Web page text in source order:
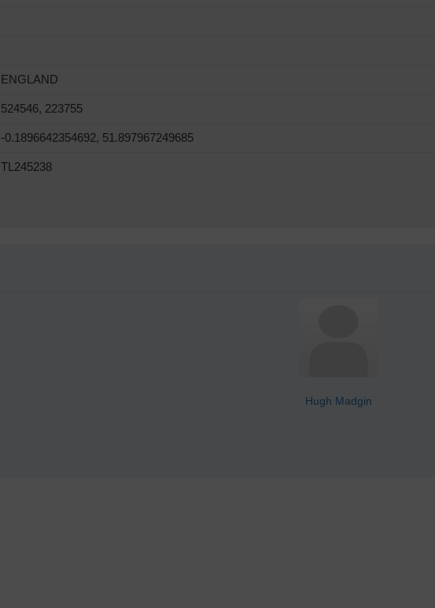
ENGLAND
524546, 223755
-0.1896642354692, 51.897967249685
TL245238
Hugh Madgin